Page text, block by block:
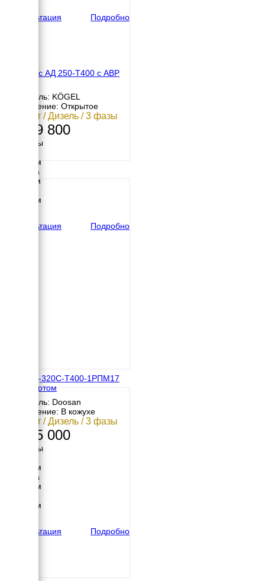
Консультация
Подробно
Амперос АД 250-Т400 с АВР
Двигатель: KÖGEL
Исполнение: Открытое
250 кВт / Дизель / 3 фазы
1 829 800
Размеры
2800 мм
Ширина
1120 мм
1800 мм
Консультация
Подробно
ТСС АД-320С-Т400-1РПМ17
под капотом
Двигатель: Doosan
Исполнение: В кожухе
320 кВт / Дизель / 3 фазы
2 495 000
Размеры
3400 мм
Ширина
1550 мм
2050 мм
Консультация
Подробно